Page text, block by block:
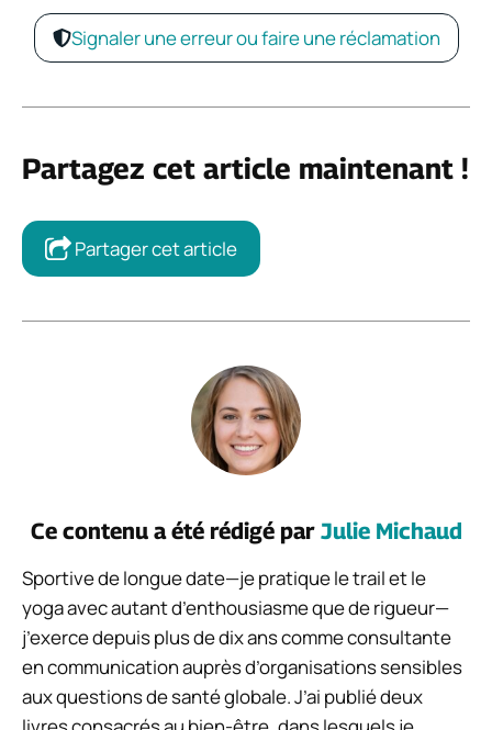
Signaler une erreur ou faire une réclamation
Partagez cet article maintenant !
Partager cet article
Ce contenu a été rédigé par Julie Michaud
Sportive de longue date—je pratique le trail et le
yoga avec autant d’enthousiasme que de rigueur—
j’exerce depuis plus de dix ans comme consultante
en communication auprès d’organisations sensibles
aux questions de santé globale. J’ai publié deux